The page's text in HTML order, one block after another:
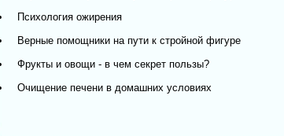
Психология ожирения
Верные помощники на пути к стройной фигуре
Фрукты и овощи - в чем секрет пользы?
Очищение печени в домашних условиях